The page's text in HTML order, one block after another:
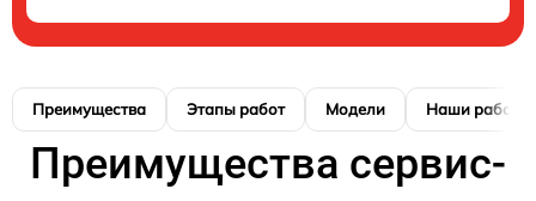
Преимущества Этапы работ Модели Наши работы
Преимущества сервис-